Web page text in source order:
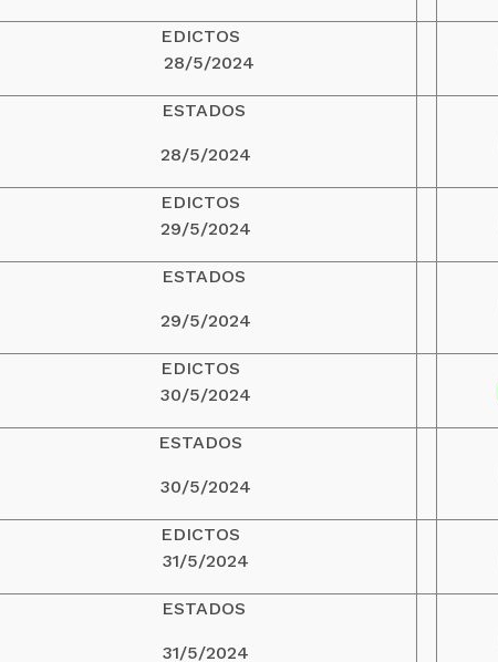
EDICTOS
28/5/2024
ESTADOS
28/5/2024
EDICTOS
29/5/2024
ESTADOS
29/5/2024
EDICTOS
30/5/2024
ESTADOS
30/5/2024
EDICTOS
31/5/2024
ESTADOS
31/5/2024